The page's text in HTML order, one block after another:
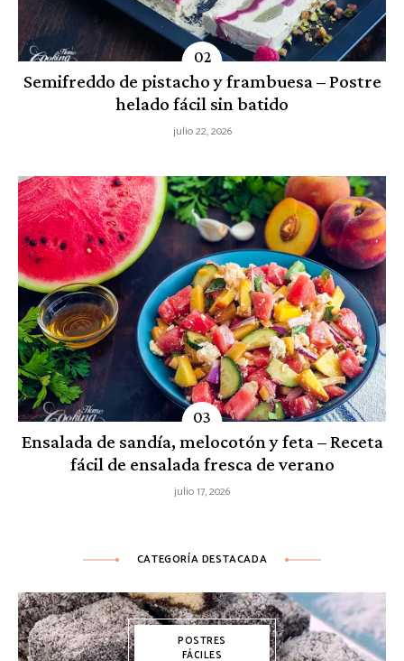
Semifreddo de pistacho y frambuesa – Postre
helado fácil sin batido
julio 22, 2026
Ensalada de sandía, melocotón y feta – Receta
fácil de ensalada fresca de verano
julio 17, 2026
CATEGORÍA DESTACADA
POSTRES
FÁCILES